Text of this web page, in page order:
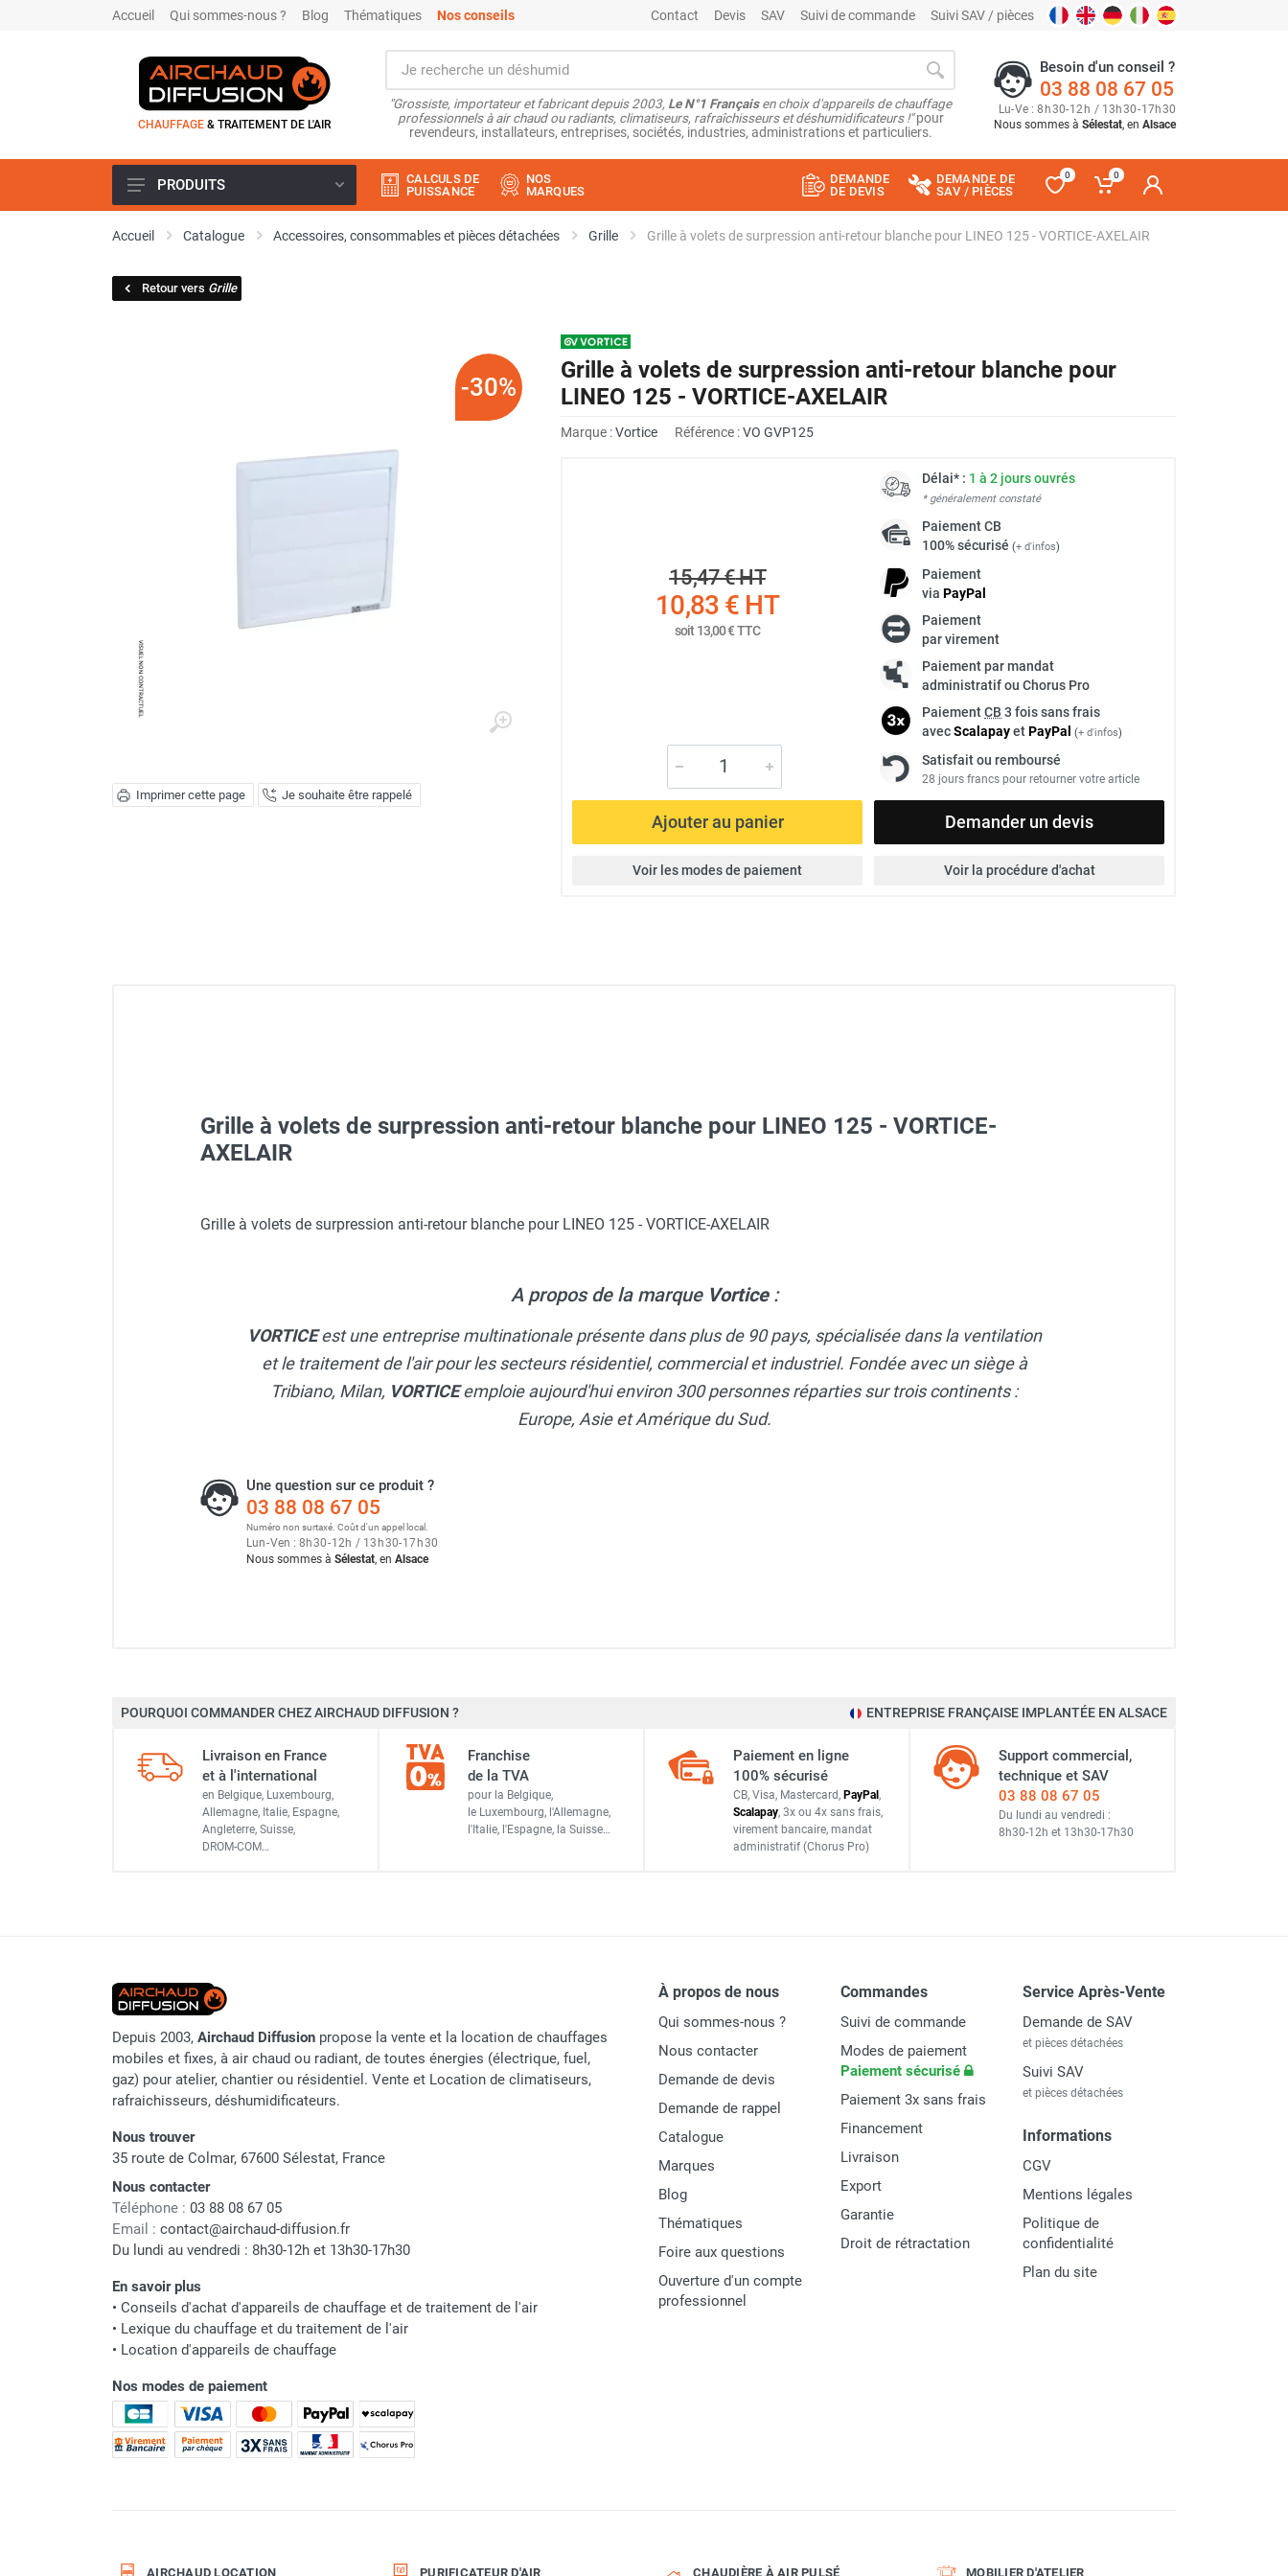
Accueil Qui sommes-nous ? Blog Thématiques Nos conseils Contact Devis SAV Suivi de commande Suivi SAV / pièces
CHAUFFAGE & TRAITEMENT DE L'AIR
"Grossiste, importateur et fabricant depuis 2003, Le N°1 Françaisen choix d'appareils de chauffage
professionnels à air chaud ou radiants, climatiseurs, rafraîchisseurs et déshumidificateurs !"pour
revendeurs, installateurs, entreprises, sociétés, industries, administrations et particuliers.
Besoin d'un conseil ?
03 88 08 67 05
Lu-Ve : 8h30-12h / 13h30-17h30
Nous sommes à Sélestat, en Alsace
Climatiseur
Climatiseur mobile résidentiel et
Ventilateur centrifuge
Ventilateur de sol
Ventilateur sur pied
Ventilateur de bureau
Extracteur d'air mural centrifuge
professionnel
Déshumidificateur fixe
Déshumidificateur de maison et de
Déshydrateur
Sèche-main et sèche-cheveux
Chauffage au fioul à raccorder sur
Chauffage FARM
Chauffage FARM au fioul
Chauffage d'atelier granulés / bois /
Chaudière fixe à eau
Aérotherme fixe mural
(détente directe)
Chauffage mobile électrique, fioul et
gaz
Chauffage mobile électrique
Chauffage électrique soufflant
Chauffage haute température pour
étuvage industriel ou destruction
punaises de lit
Chauffage électrique infrarouge
Chauffage électrique par convection
Chauffage mobile au fioul et GNR
Chauffage fioul soufflant avec
Chauffage fioul soufflant avec
cheminée à raccorder sur citerne
Chauffage fioul soufflant sans
cheminée à combustion directe
Chauffage fioul
infrarouge/rayonnant
Chauffage mobile au gaz propane /
butane
Chauffage mobile au gaz rayonnant
PRODUITS
CALCULS DE
PUISSANCE
NOS
MARQUES
DEMANDE
DE DEVIS
DEMANDE DE
SAV / PIÈCES
0 0
Accueil Catalogue Accessoires, consommables et pièces détachées Grille Grille à volets de surpression anti-retour blanche pour LINEO 125 - VORTICE-AXELAIR
Retour vers Grille
-30%
Imprimer cette page Je souhaite être rappelé
Grille à volets de surpression anti-retour blanche pour
LINEO 125 - VORTICE-AXELAIR
Marque :Vortice Référence :VO GVP125
15,47 €HT
10,83 € HT
soit13,00 €TTC
Délai* : 1 à 2 jours ouvrés
* généralement constaté
PaiementCB
100% sécurisé (+ d'infos)
Paiement
via PayPal
Paiement
par virement
Paiement par mandat
administratif ou Chorus Pro
PaiementCB 3 fois sans frais
avecScalapayetPayPal (+ d'infos)
Satisfait ou remboursé
28 jours francs pour retourner votre article
Ajouter au panier Demander un devis
Voir les modes de paiement Voir la procédure d'achat
Extracteur hélico-centrifuge en conduit Ø 122 mm LINEO XL125 - VORTICE-AXELAIR
Grille à volets de surpression anti-retour blanche pour LINEO 125 - VORTICE-
AXELAIR
Grille à volets de surpression anti-retour blanche pour LINEO 125 - VORTICE-AXELAIR
A propos de la marque Vortice:
VORTICEest une entreprise multinationale présente dans plus de 90 pays, spécialisée dans la ventilation
et le traitement de l'air pour les secteurs résidentiel, commercial et industriel. Fondée avec un siège à
Tribiano, Milan, VORTICEemploie aujourd'hui environ 300 personnes réparties sur trois continents :
Europe, Asie et Amérique du Sud.
Une question sur ce produit ?
03 88 08 67 05
Numéro non surtaxé. Coût d'un appel local.
Lun-Ven : 8h30-12h / 13h30-17h30
Nous sommes à Sélestat, en Alsace
Marque Vortice
Référence fournisseur GVP125
Origine
POURQUOI COMMANDER CHEZ AIRCHAUD DIFFUSION ? ENTREPRISE FRANÇAISE IMPLANTÉE EN ALSACE
Livraison en France
et à l'international
en Belgique, Luxembourg,
Allemagne, Italie, Espagne,
Angleterre, Suisse,
DROM-COM…
Franchise
de la TVA
pour la Belgique,
le Luxembourg, l'Allemagne,
l'Italie, l'Espagne, la Suisse…
Paiement en ligne
100% sécurisé
CB, Visa, Mastercard, PayPal ,
Scalapay, 3x ou 4x sans frais,
virement bancaire, mandat
administratif (Chorus Pro)
Support commercial,
technique et SAV
03 88 08 67 05
Du lundi au vendredi :
8h30-12h et 13h30-17h30
Depuis 2003, Airchaud Diffusion propose la vente et la location de chauffages
mobiles et fixes, à air chaud ou radiant, de toutes énergies (électrique, fuel,
gaz) pour atelier, chantier ou résidentiel. Vente et Location de climatiseurs,
rafraichisseurs, déshumidificateurs.
Nous trouver
35 route de Colmar, 67600 Sélestat, France
Nous contacter
Téléphone : 03 88 08 67 05
Email : contact@airchaud-diffusion.fr
Du lundi au vendredi : 8h30-12h et 13h30-17h30
En savoir plus
• Conseils d'achat d'appareils de chauffage et de traitement de l'air
• Lexique du chauffage et du traitement de l'air
• Location d'appareils de chauffage
Nos modes de paiement
À propos de nous
Qui sommes-nous ?
Nous contacter
Demande de devis
Demande de rappel
Catalogue
Marques
Blog
Thématiques
Foire aux questions
Ouverture d'un compte
professionnel
Commandes
Suivi de commande
Modes de paiement
Paiement sécurisé
Paiement 3x sans frais
Financement
Livraison
Export
Garantie
Droit de rétractation
Service Après-Vente
Demande de SAV
et pièces détachées
Suivi SAV
et pièces détachées
Informations
CGV
Mentions légales
Politique de
confidentialité
Plan du site
AIRCHAUD LOCATION PURIFICATEUR D'AIR
CHAUDIÈRE À AIR PULSÉ
MOBILIER D'ATELIER